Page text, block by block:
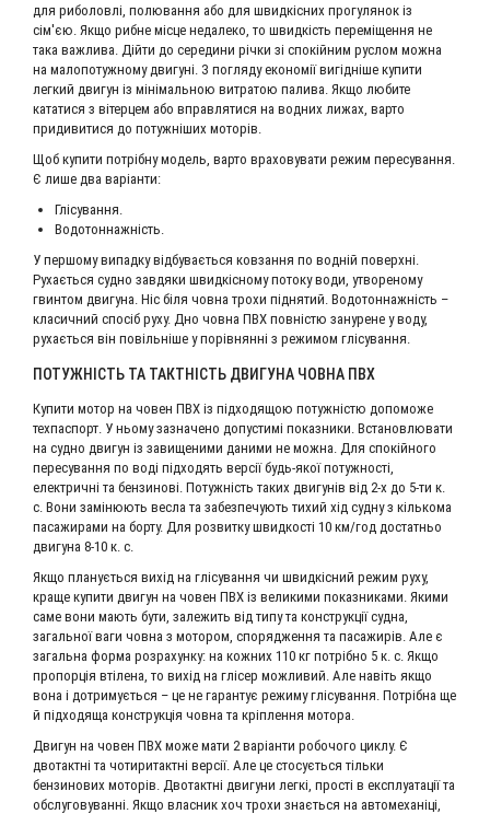
для риболовлі, полювання або для швидкісних прогулянок із
сім'єю. Якщо рибне місце недалеко, то швидкість переміщення не
така важлива. Дійти до середини річки зі спокійним руслом можна
на малопотужному двигуні. З погляду економії вигідніше купити
легкий двигун із мінімальною витратою палива. Якщо любите
кататися з вітерцем або вправлятися на водних лижах, варто
придивитися до потужніших моторів.
Щоб купити потрібну модель, варто враховувати режим пересування.
Є лише два варіанти:
Глісування.
Водотоннажність.
У першому випадку відбувається ковзання по водній поверхні.
Рухається судно завдяки швидкісному потоку води, утвореному
гвинтом двигуна. Ніс біля човна трохи піднятий. Водотоннажність –
класичний спосіб руху. Дно човна ПВХ повністю занурене у воду,
рухається він повільніше у порівнянні з режимом глісування.
ПОТУЖНІСТЬ ТА ТАКТНІСТЬ ДВИГУНА ЧОВНА ПВХ
Купити мотор на човен ПВХ із підходящою потужністю допоможе
техпаспорт. У ньому зазначено допустимі показники. Встановлювати
на судно двигун із завищеними даними не можна. Для спокійного
пересування по воді підходять версії будь-якої потужності,
електричні та бензинові. Потужність таких двигунів від 2-х до 5-ти к.
с. Вони замінюють весла та забезпечують тихий хід судну з кількома
пасажирами на борту. Для розвитку швидкості 10 км/год достатньо
двигуна 8-10 к. с.
Якщо планується вихід на глісування чи швидкісний режим руху,
краще купити двигун на човен ПВХ із великими показниками. Якими
саме вони мають бути, залежить від типу та конструкції судна,
загальної ваги човна з мотором, спорядження та пасажирів. Але є
загальна форма розрахунку: на кожних 110 кг потрібно 5 к. с. Якщо
пропорція втілена, то вихід на глісер можливий. Але навіть якщо
вона і дотримується – це не гарантує режиму глісування. Потрібна ще
й підходяща конструкція човна та кріплення мотора.
Двигун на човен ПВХ може мати 2 варіанти робочого циклу. Є
двотактні та чотиритактні версії. Але це стосується тільки
бензинових моторів. Двотактні двигуни легкі, прості в експлуатації та
обслуговуванні. Якщо власник хоч трохи знається на автомеханіці,